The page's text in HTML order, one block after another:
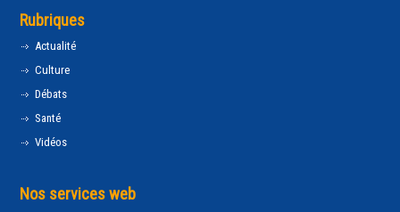
Rubriques
Actualité
Culture
Débats
Santé
Vidéos
Nos services web